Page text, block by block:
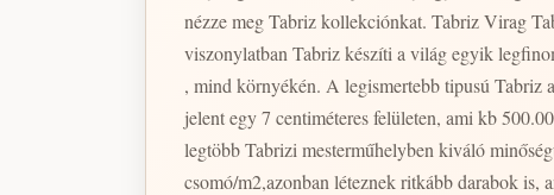
nézze meg Tabriz kollekciónkat. Tabriz Virag Tabriz( Virág motívum): Ezen mester műhely szövői a legmegbízhatóbbak és a legképzettebbek egész Iránban. Piaci
viszonylatban Tabriz készíti a világ egyik
, mind környékén. A legismertebb tipusú Tabriz
jelent egy 7 centiméteres felületen, ami kb
legtöbb Tabrizi mesterműhelyben kiváló
csomó/m2,azonban léteznek ritkább darabok